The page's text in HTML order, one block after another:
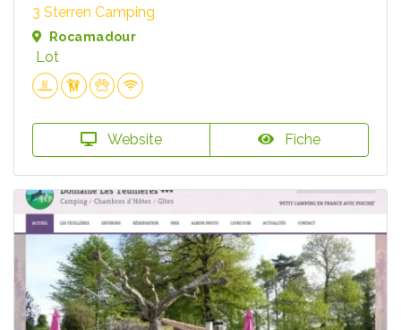
3 Sterren Camping
Rocamadour
Lot
Website Fiche